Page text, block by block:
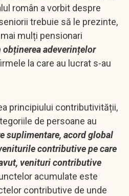
român a vorbit despre
trebuie să le prezinte,
mulți pensionari
adeverințelor
la care au lucrat s-au
principiului contributivității,
de persoane au
suplimentare, acord global
contributive pe care
venituri contributive
acumulate este
contributive de unde